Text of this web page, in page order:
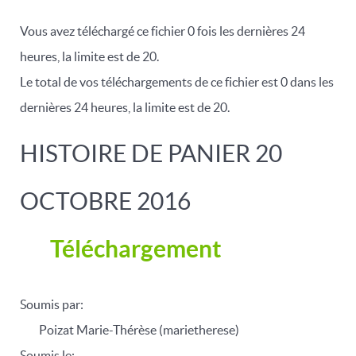
Vous avez téléchargé ce fichier 0 fois les dernières 24
heures, la limite est de 20.
Le total de vos téléchargements de ce fichier est 0 dans les
dernières 24 heures, la limite est de 20.
HISTOIRE DE PANIER 20
OCTOBRE 2016
Téléchargement
Soumis par:
Poizat Marie-Thérèse (marietherese)